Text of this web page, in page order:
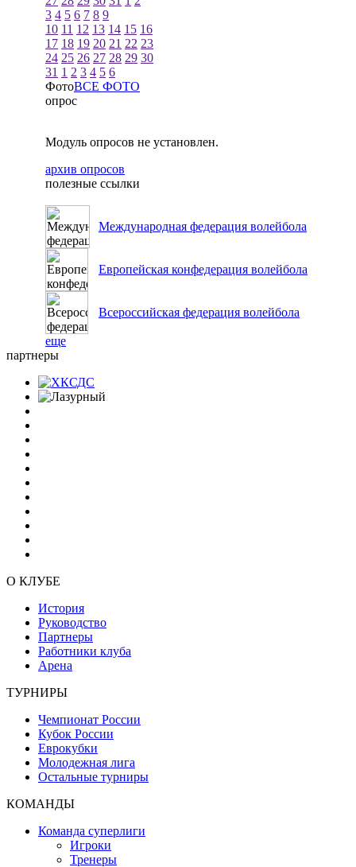
3 4 5 6 7 8 9
10 11 12 13 14 15 16
17 18 19 20 21 22 23
24 25 26 27 28 29 30
31 1 2 3 4 5 6
ФотоВСЕ ФОТО
опрос
Модуль опросов не установлен.
архив опросов
полезные ссылки
Международная федерация волейбола
Европейская конфедерация волейбола
Всероссийская федерация волейбола
еще
партнеры
О КЛУБЕ
История
Руководство
Партнеры
Работники клуба
Арена
ТУРНИРЫ
Чемпионат России
Кубок России
Еврокубки
Молодежная лига
Остальные турниры
КОМАНДЫ
Команда суперлиги
Игроки
Тренеры